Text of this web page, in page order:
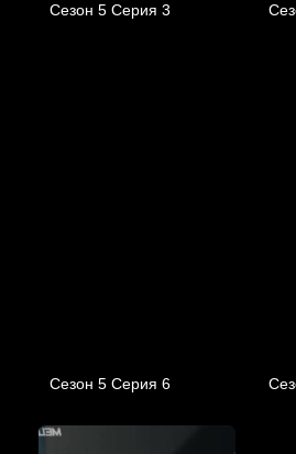
Сезон 5 Серия 3
Сезон 5 Серия 6